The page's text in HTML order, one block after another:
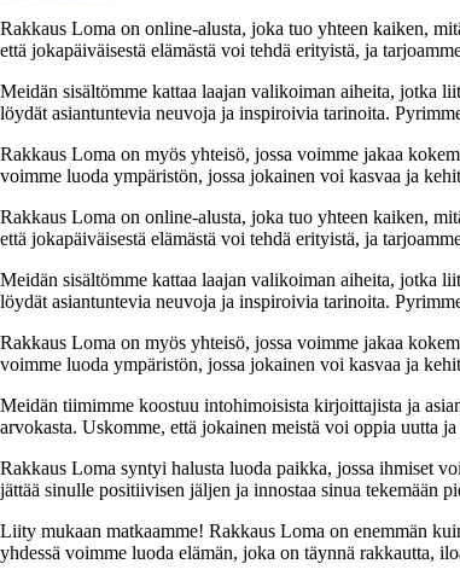
Rakkaus Loma on online-alusta, joka tuo yhteen kaiken,
että jokapäiväisestä elämästä voi tehdä erityistä, ja
Meidän sisältömme kattaa laajan valikoiman aiheita, jotka
löydät asiantuntevia neuvoja ja inspiroivia tarinoita.
Rakkaus Loma on myös yhteisö, jossa voimme jakaa
voimme luoda ympäristön, jossa jokainen voi kasvaa ja
Rakkaus Loma on online-alusta, joka tuo yhteen kaiken,
että jokapäiväisestä elämästä voi tehdä erityistä, ja
Meidän sisältömme kattaa laajan valikoiman aiheita, jotka
löydät asiantuntevia neuvoja ja inspiroivia tarinoita.
Rakkaus Loma on myös yhteisö, jossa voimme jakaa
voimme luoda ympäristön, jossa jokainen voi kasvaa ja
Meidän tiimimme koostuu intohimoisista kirjoittajista ja
arvokasta. Uskomme, että jokainen meistä voi oppia uutta
Rakkaus Loma syntyi halusta luoda paikka, jossa ihmiset
jättää sinulle positiivisen jäljen ja innostaa sinua tekemään
Liity mukaan matkaamme! Rakkaus Loma on enemmän
yhdessä voimme luoda elämän, joka on täynnä rakkautta,